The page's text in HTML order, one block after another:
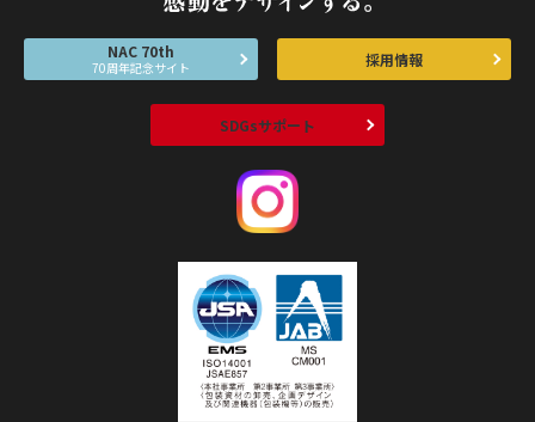
NAC 70th
70周年記念サイト 採用情報
SDGsサポート